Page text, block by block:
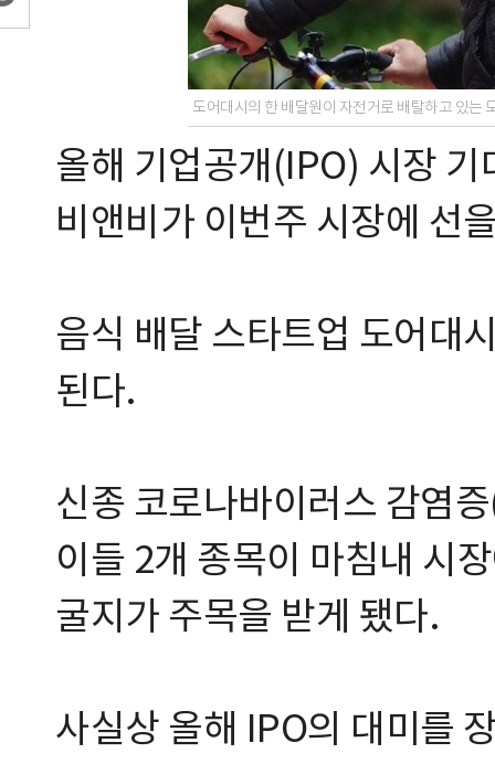
도어대시의 한 배달원이 자전거로 배탈하고 있는
올해 기업공개(IPO) 시장
비앤비가 이번주 시장에 선
음식 배달 스타트업 도어대
된다.
신종 코로나바이러스 감염
이들 2개 종목이 마침내 시
굴지가 주목을 받게 됐다.
사실상 올해 IPO의 대미를